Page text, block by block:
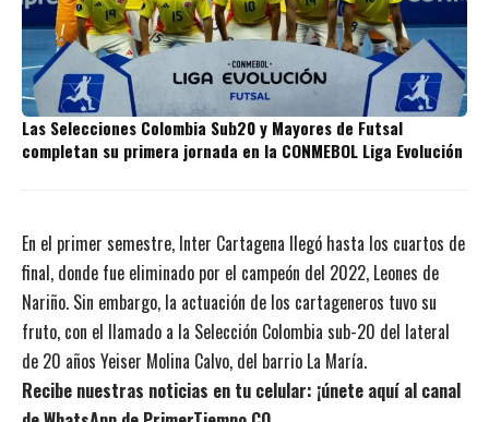
Las Selecciones Colombia Sub20 y Mayores de Futsal
completan su primera jornada en la CONMEBOL Liga Evolución
En el primer semestre, Inter Cartagena llegó hasta los cuartos de
final, donde fue eliminado por el campeón del 2022, Leones de
Nariño. Sin embargo, la actuación de los cartageneros tuvo su
fruto, con el llamado a la Selección Colombia sub-20 del lateral
de 20 años Yeiser Molina Calvo, del barrio La María.
Recibe nuestras noticias en tu celular: ¡únete aquí al canal